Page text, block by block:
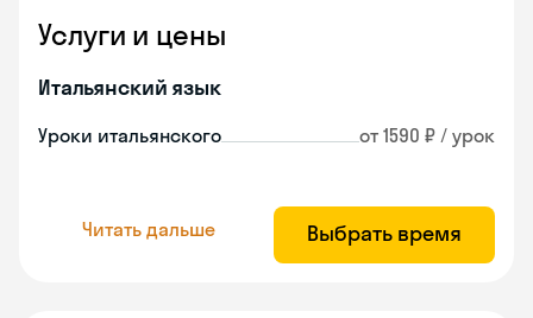
Услуги и цены
Итальянский язык
Уроки итальянского от 1590 ₽ / урок
Читать дальше Выбрать время